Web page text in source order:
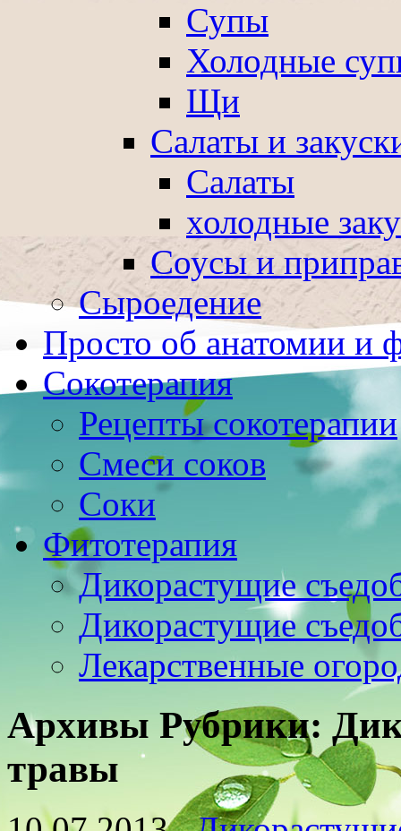
Супы
Холодные
Щи
Салаты и
Салаты
холодные
Соусы и
Сыроедение
Просто об анатомии и
Сокотерапия
Рецепты сокотерапии
Смеси соков
Соки
Фитотерапия
Дикорастущие
Дикорастущие
Лекарственные
Архивы Рубрики:
травы